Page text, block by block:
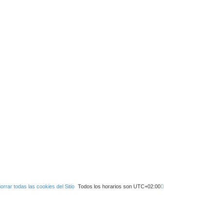
Todos los horarios son UTC+02:00
todas las cookies del Sitio